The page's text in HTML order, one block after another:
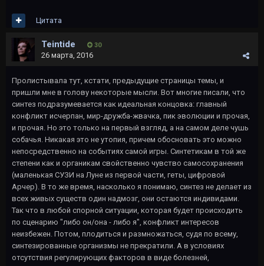
Цитата
Teintide 30
26 марта, 2016
Пролистывала тут, кстати, предыдущие страницы темы, и
пришли мне в голову некоторые мысли. Вот многие писали, что
синтез подразумевается как идеальная концовка: главный
конфликт исчерпан, мир-дружба-жвачка, пик эволюции и прочая,
и прочая. Но это только на первый взгляд, а на самом деле чушь
собачья. Никакая это не утопия, причем обосновать это можно
непосредственно на событиях самой игры. Синтетикам в той же
степени как и органикам свойственно чувство самосохранения
(маленькая СУЗИ на Луне из первой части, геты, цифровой
Арчер). В то же время, насколько я понимаю, синтез не делает из
всех живых существ один надмозг, они остаются индивидами.
Так что в любой спорной ситуации, которая будет происходить
по сценарию "либо он/она - либо я", конфликт интересов
неизбежен. Потом, плодиться и размножаться, судя по всему,
синтезированные организмы не прекратили. А в условиях
отсутствия регулирующих факторов в виде болезней,